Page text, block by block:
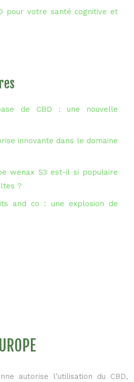
pour votre santé cognitive et
de CBD : une nouvelle
innovante dans le domaine
wenax S3 est-il si populaire
?
and co : une explosion de
autorise l’utilisation du CBD,